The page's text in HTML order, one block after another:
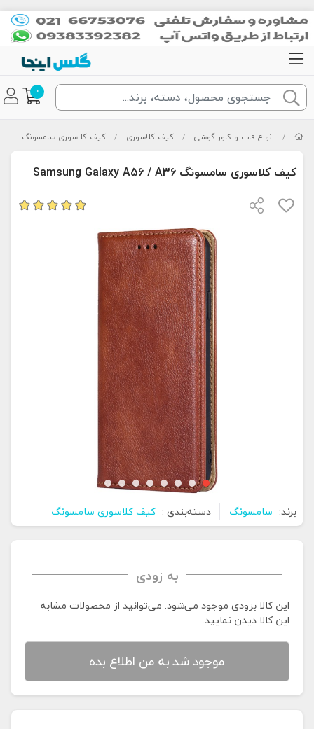
0
/ انواع قاب و کاور گوشی / کیف کلاسوری / کیف کلاسوری سامسونگ
کیف کلاسوری سامسونگ Samsung Galaxy A56 / A36
برند: سامسونگ دسته‌بندی : کیف کلاسوری سامسونگ
به زودی
این کالا بزودی موجود می‌شود. می‌توانید از محصولات مشابه
این کالا دیدن نمایید.
موجود شد به من اطلاع بده